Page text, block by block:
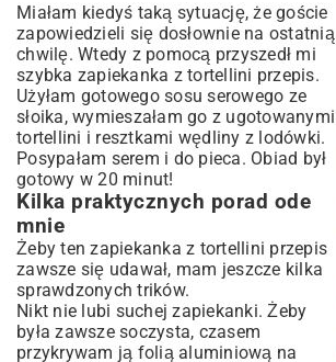
Miałam kiedyś taką sytuację, że goście
zapowiedzieli się dosłownie na ostatnią
chwilę. Wtedy z pomocą przyszedł mi
szybka zapiekanka z tortellini przepis.
Użyłam gotowego sosu serowego ze
słoika, wymieszałam go z ugotowanymi
tortellini i resztkami wędliny z lodówki.
Posypałam serem i do pieca. Obiad był
gotowy w 20 minut!
Kilka praktycznych porad ode
mnie
Żeby ten zapiekanka z tortellini przepis
zawsze się udawał, mam jeszcze kilka
sprawdzonych trików.
Nikt nie lubi suchej zapiekanki. Żeby
była zawsze soczysta, czasem
przykrywam ją folią aluminiową na